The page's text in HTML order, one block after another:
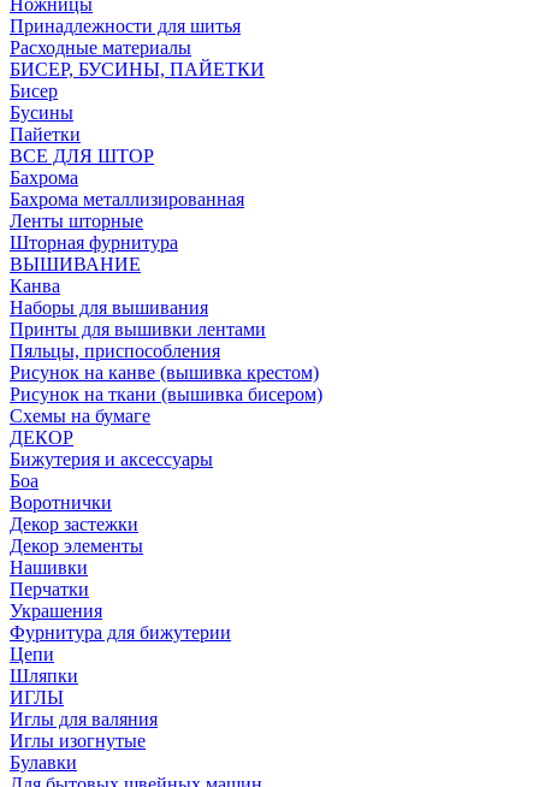
Ножницы
Принадлежности для шитья
Расходные материалы
БИСЕР, БУСИНЫ, ПАЙЕТКИ
Бисер
Бусины
Пайетки
ВСЕ ДЛЯ ШТОР
Бахрома
Бахрома металлизированная
Ленты шторные
Шторная фурнитура
ВЫШИВАНИЕ
Канва
Наборы для вышивания
Принты для вышивки лентами
Пяльцы, приспособления
Рисунок на канве (вышивка крестом)
Рисунок на ткани (вышивка бисером)
Схемы на бумаге
ДЕКОР
Бижутерия и аксессуары
Боа
Воротнички
Декор застежки
Декор элементы
Нашивки
Перчатки
Украшения
Фурнитура для бижутерии
Цепи
Шляпки
ИГЛЫ
Иглы для валяния
Иглы изогнутые
Булавки